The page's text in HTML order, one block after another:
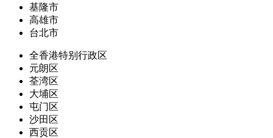
基隆市
高雄市
台北市
全香港特别行政区
元朗区
荃湾区
大埔区
屯门区
沙田区
西贡区